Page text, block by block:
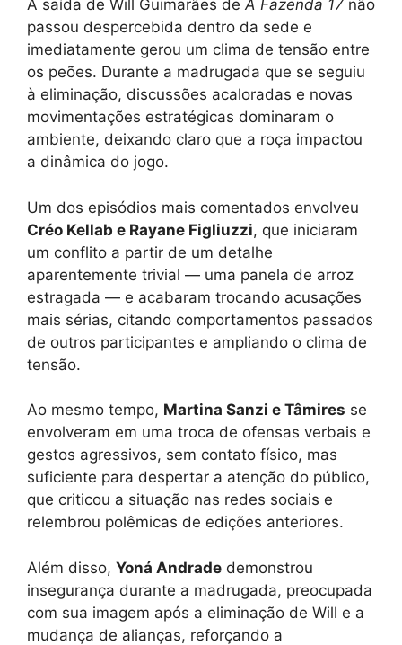
A saída de Will Guimarães deA Fazenda 17 não
passou despercebida dentro da sede e
imediatamente gerou um clima de tensão entre
os peões. Durante a madrugada que se seguiu
à eliminação, discussões acaloradas e novas
movimentações estratégicas dominaram o
ambiente, deixando claro que a roça impactou
a dinâmica do jogo.
Um dos episódios mais comentados envolveu
Créo Kellab e Rayane Figliuzzi, que iniciaram
um conflito a partir de um detalhe
aparentemente trivial — uma panela de arroz
estragada — e acabaram trocando acusações
mais sérias, citando comportamentos passados
de outros participantes e ampliando o clima de
tensão.
Ao mesmo tempo, Martina Sanzi e Tâmires se
envolveram em uma troca de ofensas verbais e
gestos agressivos, sem contato físico, mas
suficiente para despertar a atenção do público,
que criticou a situação nas redes sociais e
relembrou polêmicas de edições anteriores.
Além disso, Yoná Andrade demonstrou
insegurança durante a madrugada, preocupada
com sua imagem após a eliminação de Will e a
mudança de alianças, reforçando a